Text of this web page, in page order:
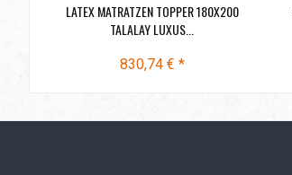
LATEX MATRATZEN TOPPER 180X200
TALALAY LUXUS...
830,74 € *